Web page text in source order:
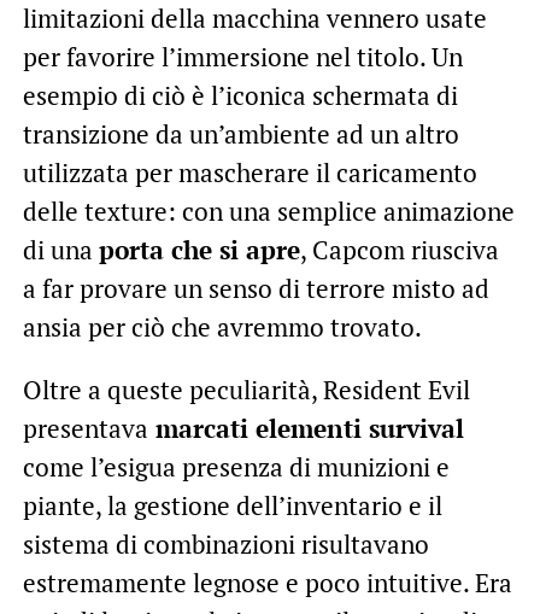
limitazioni della macchina vennero usate
per favorire l’immersione nel titolo. Un
esempio di ciò è l’iconica schermata di
transizione da un’ambiente ad un altro
utilizzata per mascherare il caricamento
delle texture: con una semplice animazione
di una porta che si apre, Capcom riusciva
a far provare un senso di terrore misto ad
ansia per ciò che avremmo trovato.
Oltre a queste peculiarità, Resident Evil
presentava marcati elementi survival
come l’esigua presenza di munizioni e
piante, la gestione dell’inventario e il
sistema di combinazioni risultavano
estremamente legnose e poco intuitive. Era